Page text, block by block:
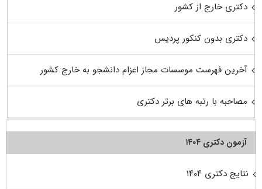
دکتری خارج از کشور
دکتری بدون کنکور پردیس
آخرین فهرست موسسات مجاز اعزام دانشجو به خارج کشور
مصاحبه با رتبه های برتر دکتری
آزمون دکتری ۱۴۰۴
نتایج دکتری ۱۴۰۴